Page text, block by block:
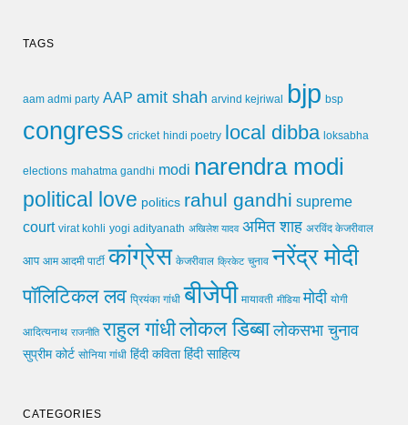
TAGS
aam admi party AAP amit shah arvind kejriwal bjp bsp
congress cricket hindi poetry local dibba loksabha
elections mahatma gandhi modi narendra modi
political love politics rahul gandhi supreme
court virat kohli yogi adityanath अखिलेश यादव अमित शाह अरविंद केजरीवाल
आप आम आदमी पार्टी कांग्रेस केजरीवाल क्रिकेट चुनाव नरेंद्र मोदी
पॉलिटिकल लव प्रियंका गांधी बीजेपी मायावती मीडिया मोदी योगी
आदित्यनाथ राजनीति राहुल गांधीलोकल डिब्बा लोकसभा चुनाव
सुप्रीम कोर्ट सोनिया गांधी हिंदी कविता हिंदी साहित्य
CATEGORIES